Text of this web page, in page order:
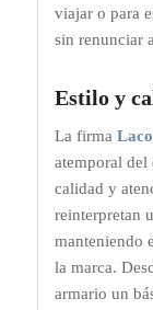
viajar o para
sin renunciar
Estilo y
La firma
atemporal del
calidad y
reinterpretan
manteniendo
la marca.
armario un